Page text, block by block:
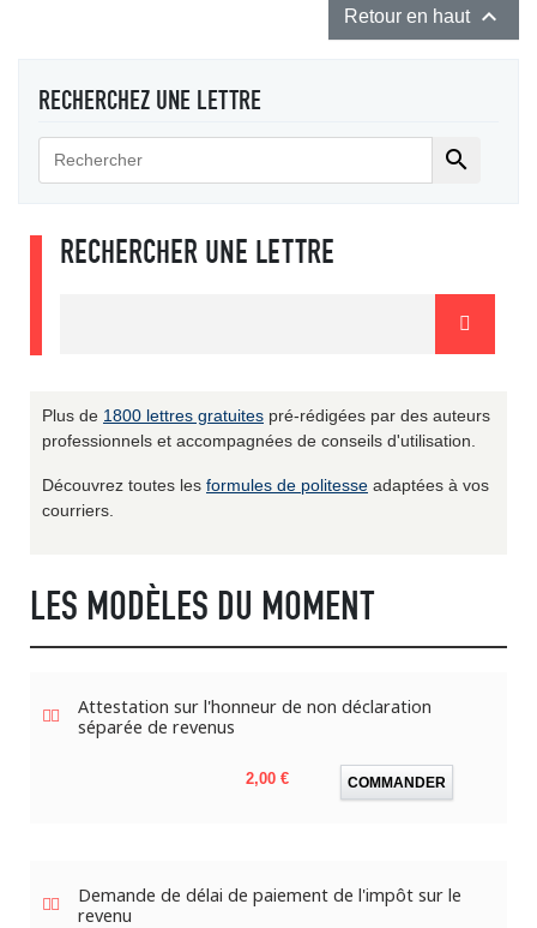
Retour en haut 
RECHERCHEZ UNE LETTRE

RECHERCHER UNE LETTRE
Plus de 1800 lettres gratuites pré-rédigées par des auteurs
professionnels et accompagnées de conseils d'utilisation.
Découvrez toutes les formules de politesse adaptées à vos
courriers.
LES MODÈLES DU MOMENT
Attestation sur l'honneur de non déclaration
séparée de revenus
Prix
2,00 € COMMANDER
Demande de délai de paiement de l'impôt sur le
revenu